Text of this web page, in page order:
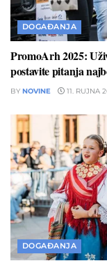
DOGAĐANJA
PromoArh 2025:
postavite pitanja
BY NOVINE 11. RUJNA
DOGAĐANJA